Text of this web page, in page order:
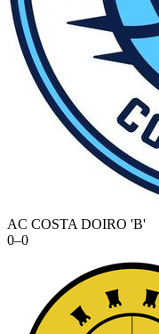
AC COSTA DOIRO 'B'
0–0